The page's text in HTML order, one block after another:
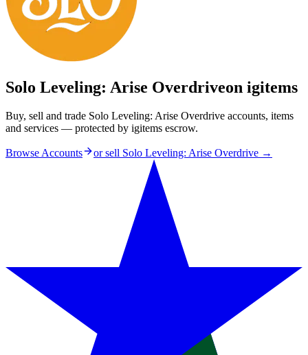
Solo Leveling: Arise Overdriveon igitems
Buy, sell and trade Solo Leveling: Arise Overdrive accounts, items
and services — protected by igitems escrow.
Browse Accounts or sell Solo Leveling: Arise Overdrive →